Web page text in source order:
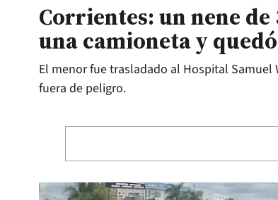
Corrientes: un nene
una camioneta y
El menor fue trasladado al Hospital
fuera de peligro.